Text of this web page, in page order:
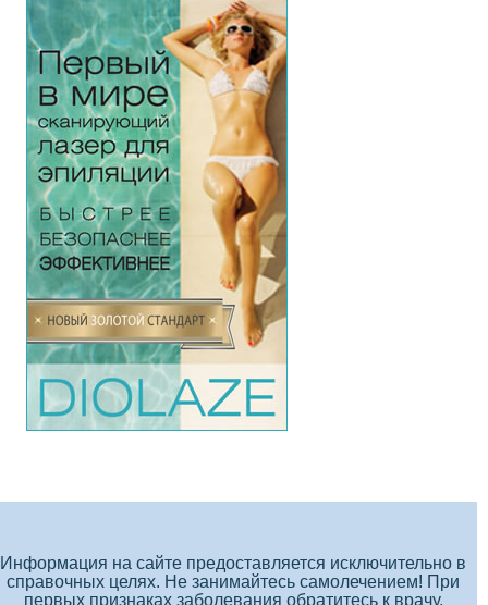
Информация на сайте предоставляется исключительно в
справочных целях. Не занимайтесь самолечением! При
первых признаках заболевания обратитесь к врачу.